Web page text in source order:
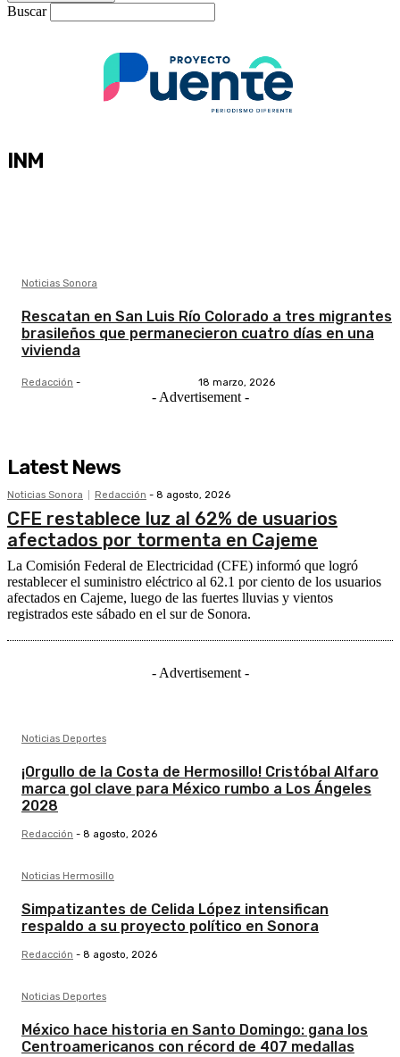
Buscar
INM
Noticias Sonora
Rescatan en San Luis Río Colorado a tres migrantes
brasileños que permanecieron cuatro días en una
vivienda
Redacción - 18 marzo, 2026
- Advertisement -
Latest News
Noticias Sonora Redacción - 8 agosto, 2026
CFE restablece luz al 62% de usuarios
afectados por tormenta en Cajeme
La Comisión Federal de Electricidad (CFE) informó que logró
restablecer el suministro eléctrico al 62.1 por ciento de los usuarios
afectados en Cajeme, luego de las fuertes lluvias y vientos
registrados este sábado en el sur de Sonora.
- Advertisement -
Noticias Deportes
¡Orgullo de la Costa de Hermosillo! Cristóbal Alfaro
marca gol clave para México rumbo a Los Ángeles
2028
Redacción - 8 agosto, 2026
Noticias Hermosillo
Simpatizantes de Celida López intensifican
respaldo a su proyecto político en Sonora
Redacción - 8 agosto, 2026
Noticias Deportes
México hace historia en Santo Domingo: gana los
Centroamericanos con récord de 407 medallas